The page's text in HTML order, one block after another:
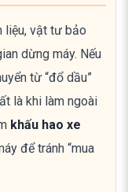
liệu, vật tư bảo
dừng máy. Nếu
từ “đổ dầu”
là khi làm ngoài
khấu hao xe
để tránh “mua